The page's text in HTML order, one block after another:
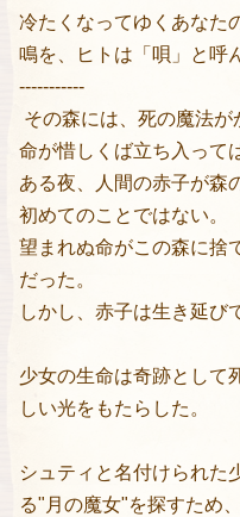
冷たくなってゆくあなた
鳴を、ヒトは「唄」と呼
-----------
その森には、死の魔法が
命が惜しくば立ち入って
ある夜、人間の赤子が森
初めてのことではない。
望まれぬ命がこの森に捨
だった。
しかし、赤子は生き延び
少女の生命は奇跡として
しい光をもたらした。
シュティと名付けられた
る"月の魔女"を探すため